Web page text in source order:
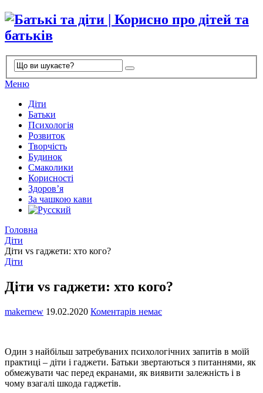
Меню
Діти
Батьки
Психологія
Розвиток
Творчість
Будинок
Смаколики
Корисності
Здоров’я
За чашкою кави
Головна
Діти
Діти vs гаджети: хто кого?
Діти
Діти vs гаджети: хто кого?
makernew 19.02.2020 Коментарів немає
Один з найбільш затребуваних психологічних запитів в моїй
практиці – діти і гаджети. Батьки звертаються з питаннями, як
обмежувати час перед екранами, як виявити залежність і в
чому взагалі шкода гаджетів.